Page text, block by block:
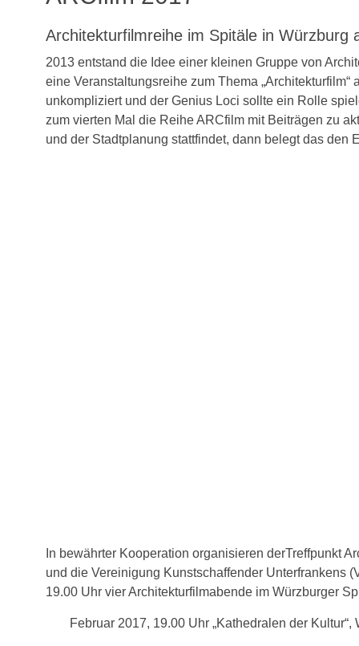
Architekturfilmreihe im Spitäle in Würzburg
2013 entstand die Idee einer kleinen Gruppe von
eine Veranstaltungsreihe zum Thema
unkompliziert und der Genius Loci sollte ein Rolle
zum vierten Mal die Reihe ARCfilm mit Beiträgen zu
und der Stadtplanung stattfindet, dann belegt das den
In bewährter Kooperation organisieren derTreffpunkt
und die Vereinigung Kunsts­chaffender Unterfrankens
19.00 Uhr vier Ar­chitekturfilmabende im Würzburger
Februar 2017, 19.00 Uhr „Kathedralen der